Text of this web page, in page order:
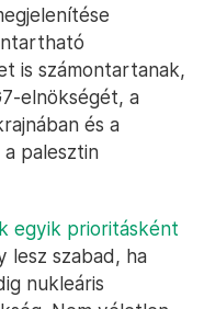
is számontartanak,
elnökségét, a
és a
palesztin
egyik prioritásként
lesz szabad, ha
nukleáris